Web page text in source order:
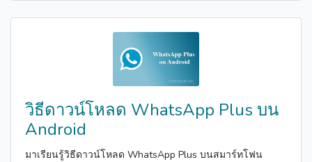
วิธีดาวน์โหลด WhatsApp Plus บน
Android
มาเรียนรู้วิธีดาวน์โหลด WhatsApp Plus บนสมาร์ทโฟน